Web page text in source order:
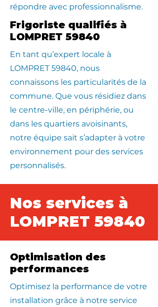
répondre avec professionnalisme.
Frigoriste qualifiés à
LOMPRET 59840
En tant qu’expert locale à
LOMPRET 59840, nous
connaissons les particularités de la
commune. Que vous résidiez dans
le centre-ville, en périphérie, ou
dans les quartiers avoisinants,
notre équipe sait s’adapter à votre
environnement pour des services
personnalisés.
Nos services à
LOMPRET 59840
Optimisation des
performances
Optimisez la performance de votre
installation grâce à notre service